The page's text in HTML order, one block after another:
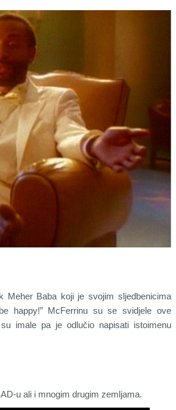
Meher Baba koji je svojim sljedbenicima
happy!” McFerrinu su se svidjele ove
imale pa je odlučio napisati istoimenu
u ali i mnogim drugim zemljama.